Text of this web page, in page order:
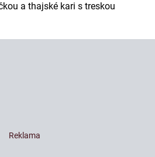
a thajské kari s treskou